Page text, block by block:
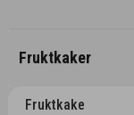
Fruktkaker
Fruktkake